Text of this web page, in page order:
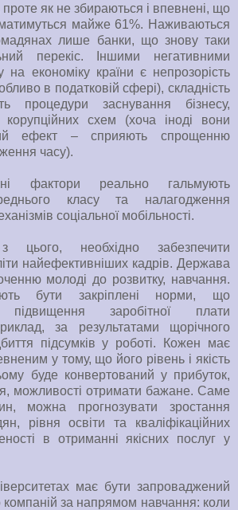
як не збираються і впевнені, що
майже 61%. Наживаються
лише банки, що знову таки
перекіс. Іншими негативними
економіку країни є непрозорість
в податковій сфері), складність
процедури заснування бізнесу,
корупційних схем (хоча іноді вони
ефект – сприяють спрощенню
часу).
фактори реально гальмують
класу та налагодження
соціальної мобільності.
цього, необхідно забезпечити
найефективніших кадрів. Держава
молоді до розвитку, навчання.
бути закріплені норми, що
підвищення заробітної плати
за результатами щорічного
підсумків у роботі. Кожен має
у тому, що його рівень і якість
буде конвертований у прибуток,
можливості отримати бажане. Саме
можна прогнозувати зростання
рівня освіти та кваліфікаційних
в отриманні якісних послуг у
має бути запроваджений
компаній за напрямом навчання: коли